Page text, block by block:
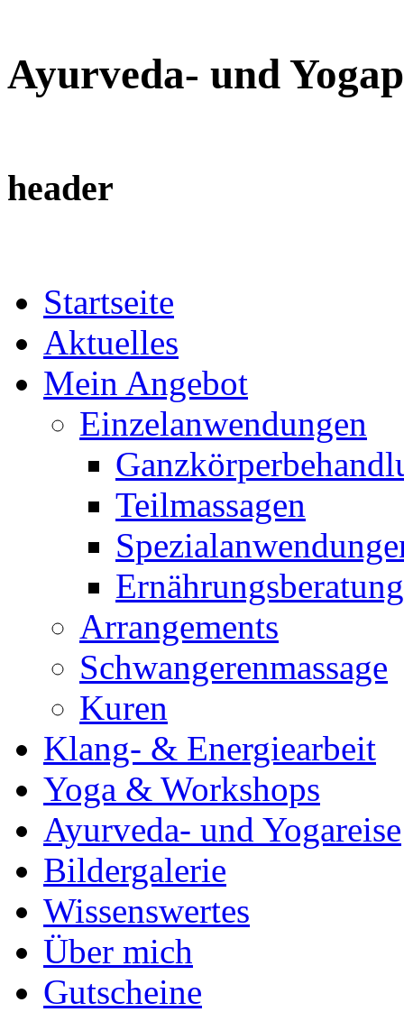
Ayurveda- und
header
Startseite
Aktuelles
Mein Angebot
Einzelanwendungen
Teilmassagen
Ernährungsberatung
Arrangements
Schwangerenmassage
Kuren
Klang- & Energiearbeit
Yoga & Workshops
Ayurveda- und Yogareise
Bildergalerie
Wissenswertes
Über mich
Gutscheine